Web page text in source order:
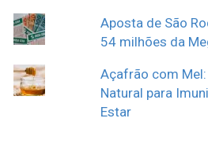
Aposta de São
54 milhões da
Açafrão com
Natural para
Estar